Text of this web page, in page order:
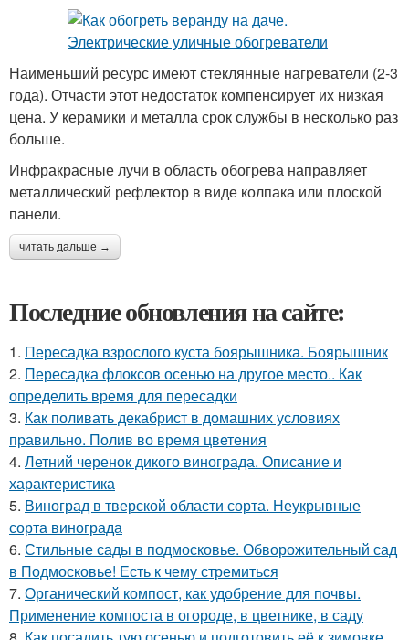
Наименьший ресурс имеют стеклянные нагреватели (2-3
года). Отчасти этот недостаток компенсирует их низкая
цена. У керамики и металла срок службы в несколько раз
больше.
Инфракрасные лучи в область обогрева направляет
металлический рефлектор в виде колпака или плоской
панели.
читать дальше →
Последние обновления на сайте:
1. Пересадка взрослого куста боярышника. Боярышник
2. Пересадка флоксов осенью на другое место.. Как
определить время для пересадки
3. Как поливать декабрист в домашних условиях
правильно. Полив во время цветения
4. Летний черенок дикого винограда. Описание и
характеристика
5. Виноград в тверской области сорта. Неукрывные
сорта винограда
6. Стильные сады в подмосковье. Обворожительный сад
в Подмосковье! Есть к чему стремиться
7. Органический компост, как удобрение для почвы.
Применение компоста в огороде, в цветнике, в саду